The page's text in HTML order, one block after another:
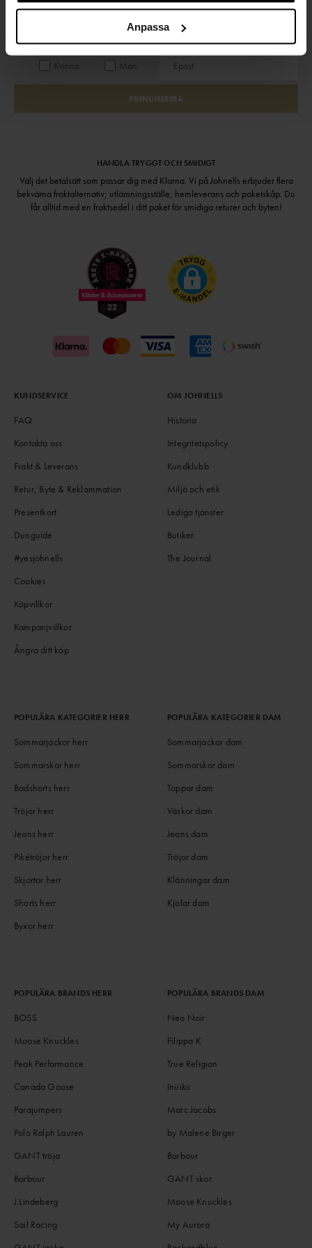
Anpassa
Håll dig uppdaterad
PRENUMERERA PÅ VÅRT NYHETSBREV
Kvinna Man
PRENUMERERA
HANDLA TRYGGT OCH SMIDIGT
Välj det betalsätt som passar dig med Klarna. Vi på Johnells erbjuder flera
bekväma fraktalternativ; utlämningsställe, hemleverans och paketskåp. Du
får alltid med en fraktsedel i ditt paket för smidiga returer och byten!
KUNDSERVICE
FAQ
Kontakta oss
Frakt & Leverans
Retur, Byte & Reklammation
Presentkort
Dunguide
#yesjohnells
Cookies
Köpvillkor
Kampanjvillkor
Ångra ditt köp
OM JOHNELLS
Historia
Integritetspolicy
Kundklubb
Miljö och etik
Lediga tjänster
Butiker
The Journal
POPULÄRA KATEGORIER HERR
Sommarjackor herr
Sommarskor herr
Badshorts herr
Tröjor herr
Jeans herr
Pikétröjor herr
Skjortor herr
Shorts herr
Byxor herr
POPULÄRA KATEGORIER DAM
Sommarjackor dam
Sommarskor dam
Toppar dam
Väskor dam
Jeans dam
Tröjor dam
Klänningar dam
Kjolar dam
POPULÄRA BRANDS HERR
BOSS
Moose Knuckles
Peak Performance
Canada Goose
Parajumpers
Polo Ralph Lauren
GANT tröja
Barbour
J.Lindeberg
Sail Racing
POPULÄRA BRANDS DAM
Neo Noir
Filippa K
True Religion
Inuikii
Marc Jacobs
by Malene Birger
Barbour
GANT skor
Moose Knuckles
My Aurora